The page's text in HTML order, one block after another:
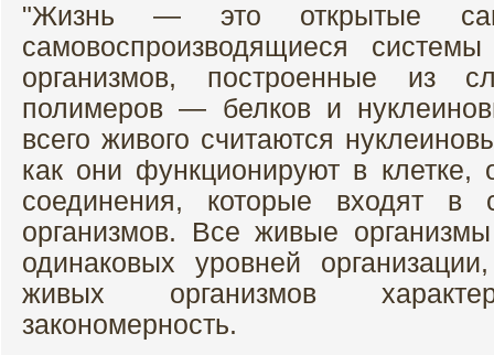
"Жизнь — это открытые
самовоспроизводящиеся
организмов, построенные из
полимеров — белков и
всего живого считаются
как они функционируют в клетке,
соединения, которые входят в
организмов. Все живые
одинаковых уровней
живых организмов
закономерность.